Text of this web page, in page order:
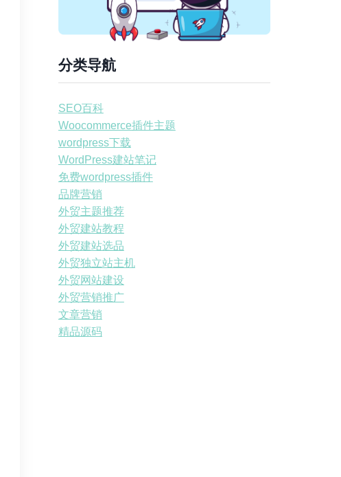
分类导航
SEO百科
Woocommerce插件主题
wordpress下载
WordPress建站笔记
免费wordpress插件
品牌营销
外贸主题推荐
外贸建站教程
外贸建站选品
外贸独立站主机
外贸网站建设
外贸营销推广
文章营销
精品源码